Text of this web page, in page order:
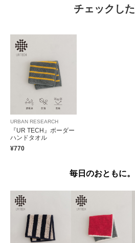
夏にぴったり
色：CCL×YEL/サイズ：25×25
no name
肌触りが柔らかく、吸水性も抜群で使い勝
ルなのでシーンを選ばずに持ち歩けます。洗
しそうなのが嬉しいです
参考になった
かわいい
チェックし
URBAN RESEARCH
『UR TECH』ボーダー
ハンドタオル
¥770
毎日のおともに